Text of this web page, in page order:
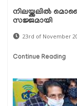
നിലയ്ക്കലില്‍
സജ്ജമായി
23rd of November
Continue Reading